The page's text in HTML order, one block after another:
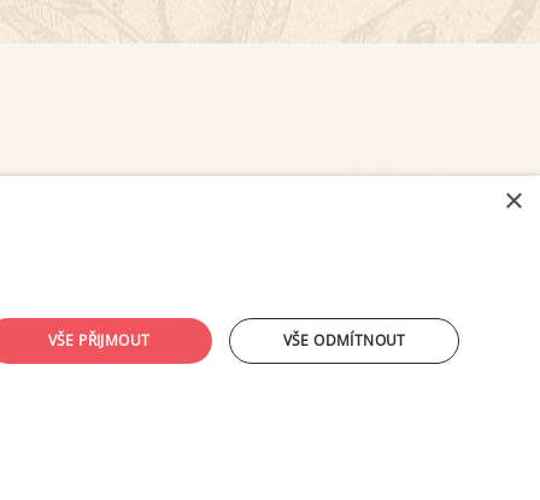
×
VŠE PŘIJMOUT VŠE ODMÍTNOUT